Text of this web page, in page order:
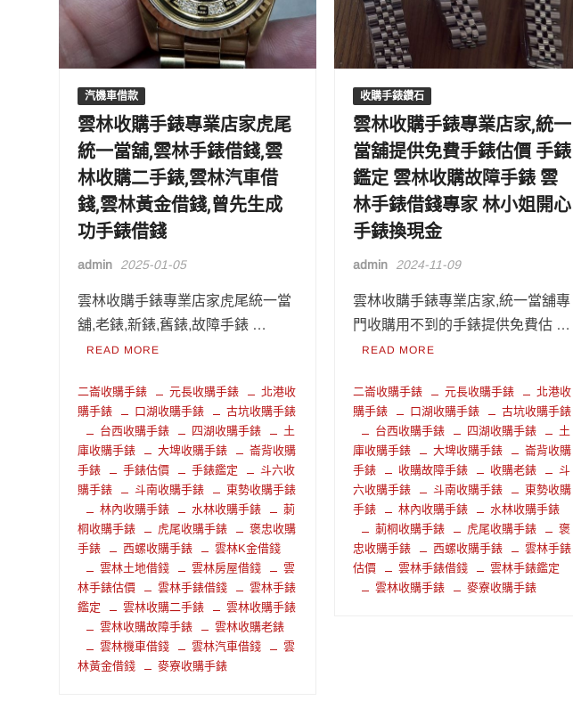
汽機車借款
雲林收購手錶專業店家虎尾
統一當舖,雲林手錶借錢,雲
林收購二手錶,雲林汽車借
錢,雲林黃金借錢,曾先生成
功手錶借錢
admin 2025-01-05
雲林收購手錶專業店家虎尾統一當
舖,老錶,新錶,舊錶,故障手錶 …
READ MORE
二崙收購手錶 元長收購手錶
北港收
購手錶
口湖收購手錶
古坑收購手錶
台西收購手錶
四湖收購手錶
土
庫收購手錶
大埤收購手錶
崙背收購
手錶
手錶估價 手錶鑑定
斗六收
購手錶
斗南收購手錶
東勢收購手錶
林內收購手錶
水林收購手錶
莿
桐收購手錶
虎尾收購手錶
褒忠收購
手錶
西螺收購手錶
雲林K金借錢
雲林土地借錢
雲林房屋借錢
雲
林手錶估價
雲林手錶借錢
雲林手錶
鑑定
雲林收購二手錶
雲林收購手錶
雲林收購故障手錶
雲林收購老錶
雲林機車借錢
雲林汽車借錢
雲
林黃金借錢
麥寮收購手錶
收購手錶鑽石
雲林收購手錶專業店家,統一
當舖提供免費手錶估價 手錶
鑑定 雲林收購故障手錶 雲
林手錶借錢專家 林小姐開心
手錶換現金
admin 2024-11-09
雲林收購手錶專業店家,統一當舖專
門收購用不到的手錶提供免費估 …
READ MORE
二崙收購手錶 元長收購手錶
北港收
購手錶
口湖收購手錶
古坑收購手錶
台西收購手錶
四湖收購手錶
土
庫收購手錶
大埤收購手錶
崙背收購
手錶
收購故障手錶 收購老錶
斗
六收購手錶
斗南收購手錶
東勢收購
手錶
林內收購手錶
水林收購手錶
莿桐收購手錶
虎尾收購手錶
褒
忠收購手錶
西螺收購手錶
雲林手錶
估價
雲林手錶借錢
雲林手錶鑑定
雲林收購手錶
麥寮收購手錶